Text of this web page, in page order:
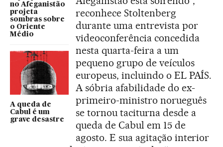
no Afeganistão
projeta
sombras sobre
o Oriente
Médio
A queda de
Cabul é um
grave desastre
reconhece Stoltenberg
durante uma entrevista por
videoconferência concedida
nesta quarta-feira a um
pequeno grupo de veículos
europeus, incluindo o EL PAÍS.
A sóbria afabilidade do ex-
primeiro-ministro norueguês
se tornou taciturna desde a
queda de Cabul em 15 de
agosto. E sua agitação interior